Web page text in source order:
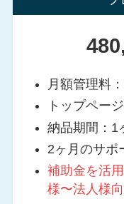
月額管理料
トップペー
納品期間：1
2ヶ月のサポ
補助金を活
様〜法人様